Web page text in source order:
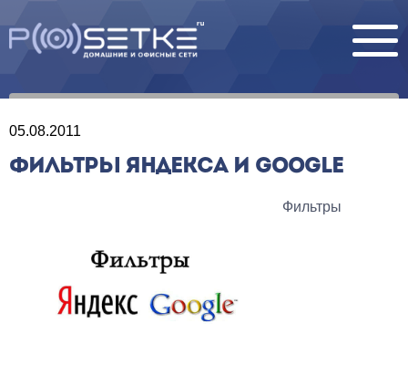
05.08.2011
ФИЛЬТРЫ ЯНДЕКСА И GOOGLE
Фильтры